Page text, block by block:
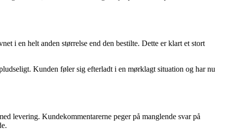
i en helt anden størrelse end den bestilte. Dette er klart et stort
Kunden føler sig efterladt i en mørklagt situation og har nu
levering. Kundekommentarerne peger på manglende svar på